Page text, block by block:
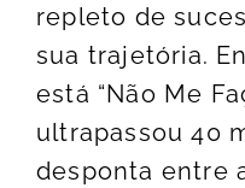
repleto de
sua trajetória.
está “Não Me
ultrapassou 40
desponta entre